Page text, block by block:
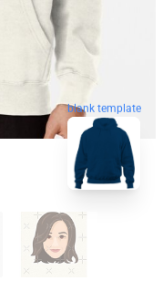
blank template